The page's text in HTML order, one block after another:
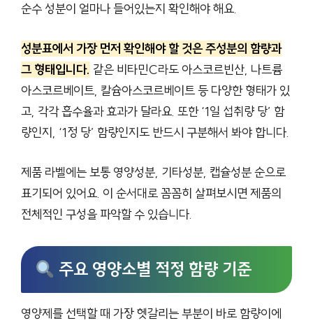
순수 성분이 얼마나 들어있는지 확인해야 해요.
성분표에서 가장 먼저 확인해야 할 것은 주성분의 함량과
그 형태입니다. 같은 비타민C라도 아스코르빈산, 나트륨
아스코르베이트, 칼슘아스코르베이트 등 다양한 형태가 있
고, 각각 흡수율과 효과가 달라요. 또한 ‘1일 섭취량 당’ 함
량인지, ‘1정 당’ 함량인지도 반드시 구분해서 봐야 합니다.
제품 라벨에는 보통 영양성분, 기타성분, 캡슐성분 순으로
표기되어 있어요. 이 순서대로 꼼꼼히 살펴보시면 제품의
전체적인 구성을 파악할 수 있습니다.
주요 영양소별 적정 함량 기준
영양제를 선택할 때 가장 헷갈리는 부분이 바로 함량이에